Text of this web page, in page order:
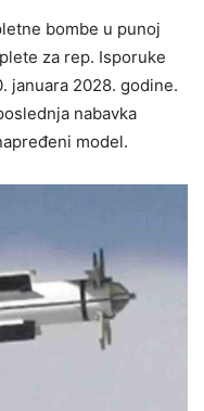
bombe u punoj
za rep. Isporuke
januara 2028. godine.
nabavka
model.